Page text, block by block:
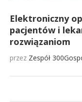
Elektroniczny
pacjentów i
rozwiązaniom
przez Zespół